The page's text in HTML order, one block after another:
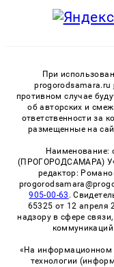
При
progorodsamara.ru
противном случае
об авторских и
ответственности за
размещенные на
Наименование:
(ПРОГОРОДСАМАРА)
редактор:
905-00-63 .
65325 от 12 апреля
надзору в сфере
«На информационном
технологии